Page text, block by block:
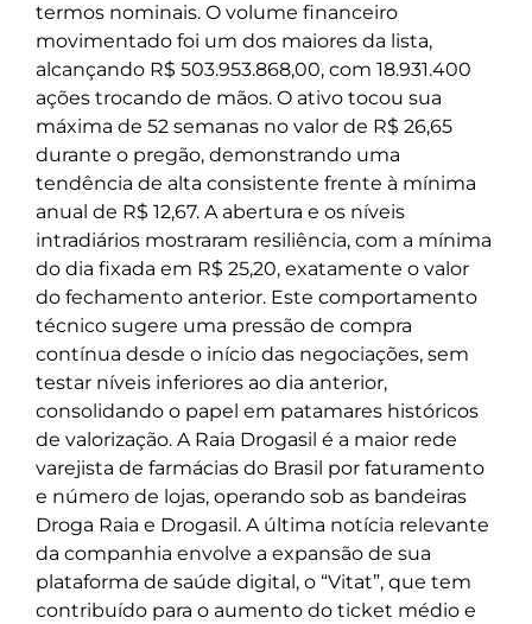
termos nominais. O volume financeiro
movimentado foi um dos maiores da lista,
alcançando R$ 503.953.868,00, com 18.931.400
ações trocando de mãos. O ativo tocou sua
máxima de 52 semanas no valor de R$ 26,65
durante o pregão, demonstrando uma
tendência de alta consistente frente à mínima
anual de R$ 12,67. A abertura e os níveis
intradiários mostraram resiliência, com a mínima
do dia fixada em R$ 25,20, exatamente o valor
do fechamento anterior. Este comportamento
técnico sugere uma pressão de compra
contínua desde o início das negociações, sem
testar níveis inferiores ao dia anterior,
consolidando o papel em patamares históricos
de valorização. A Raia Drogasil é a maior rede
varejista de farmácias do Brasil por faturamento
e número de lojas, operando sob as bandeiras
Droga Raia e Drogasil. A última notícia relevante
da companhia envolve a expansão de sua
plataforma de saúde digital, o “Vitat”, que tem
contribuído para o aumento do ticket médio e